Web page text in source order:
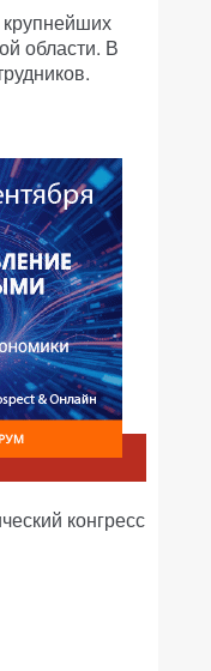
области. В
конгресс